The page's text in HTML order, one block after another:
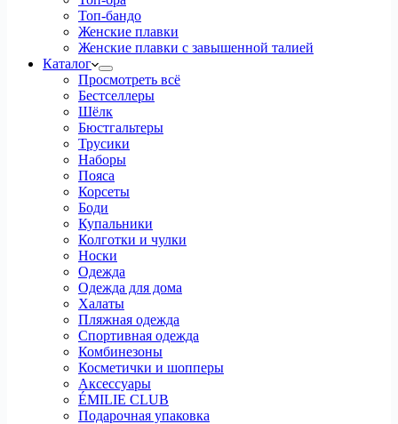
Топ-бандо
Женские плавки
Женские плавки с завышенной талией
Каталог
Просмотреть всё
Бестселлеры
Шёлк
Бюстгальтеры
Трусики
Наборы
Пояса
Корсеты
Боди
Купальники
Колготки и чулки
Носки
Одежда
Одежда для дома
Халаты
Пляжная одежда
Спортивная одежда
Комбинезоны
Косметички и шопперы
Аксессуары
ÉMILIE CLUB
Подарочная упаковка